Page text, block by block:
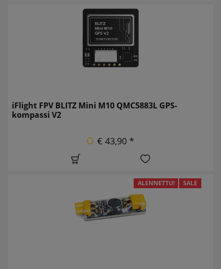
iFlight FPV BLITZ Mini M10 QMC5883L GPS-
kompassi V2
€ 43,90 *
ALENNETTU! SALE